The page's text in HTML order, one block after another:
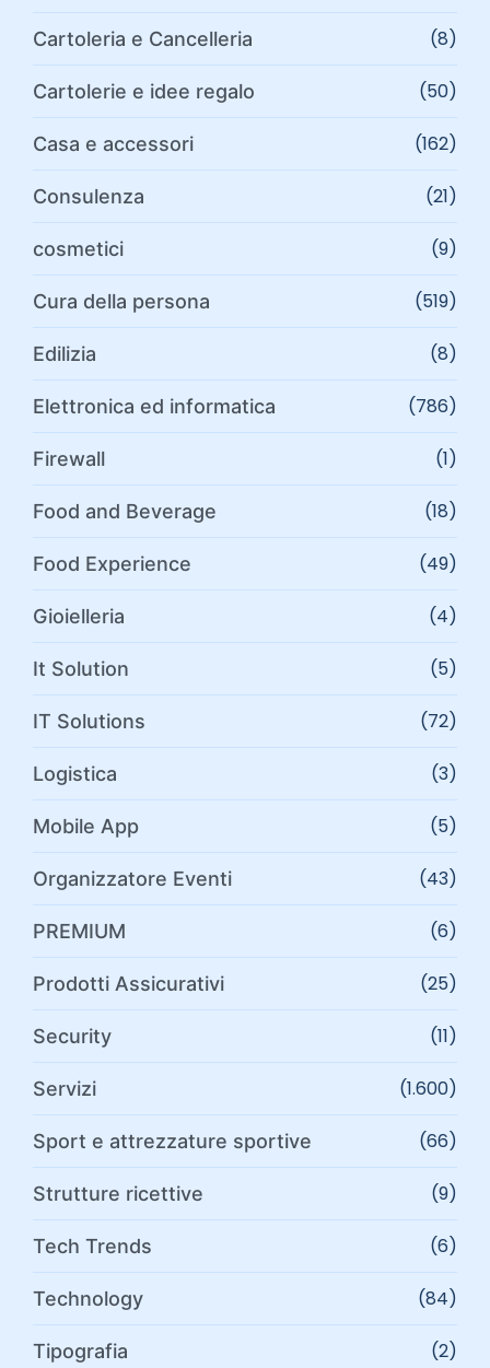
Cartoleria e Cancelleria (8)
Cartolerie e idee regalo (50)
Casa e accessori (162)
Consulenza (21)
cosmetici (9)
Cura della persona (519)
Edilizia (8)
Elettronica ed informatica (786)
Firewall (1)
Food and Beverage (18)
Food Experience (49)
Gioielleria (4)
It Solution (5)
IT Solutions (72)
Logistica (3)
Mobile App (5)
Organizzatore Eventi (43)
PREMIUM (6)
Prodotti Assicurativi (25)
Security (11)
Servizi (1.600)
Sport e attrezzature sportive (66)
Strutture ricettive (9)
Tech Trends (6)
Technology (84)
Tipografia (2)